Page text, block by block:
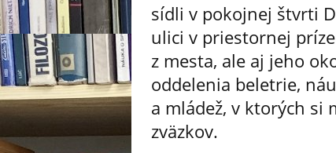
sídli v pokojnej štvrti
ulici v priestornej
z mesta, ale aj jeho
oddelenia beletrie,
a mládež, v ktorých si
zväzkov.